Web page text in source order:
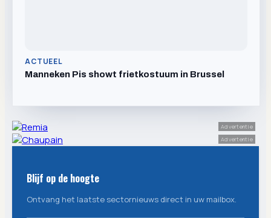
ACTUEEL
Manneken Pis showt frietkostuum in Brussel
Advertentie
Advertentie
Blijf op de hoogte
Ontvang het laatste sectornieuws direct in uw mailbox.